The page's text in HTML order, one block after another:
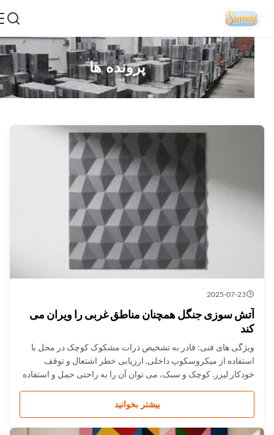
پرونده ها
2025-07-23
آتش سوزی جنگل همچنان مناطق غربی را ویران می
ویژگی های فنی: قادر به تشخیص ذرات مشکوک کوچک در محل با
استفاده از میکروسکوپ داخلی. ارزیابی خطر اشتعال و توقف
خودکار لیزر. کوچک و سبک، می توان آن را به راحتی حمل و استفاده
پلاستیکی. کتابخانه طیف کلی＞13000 گونه و کتابخانه طیف مواد
مخدر...
بیشتر بخوانید